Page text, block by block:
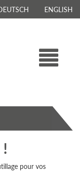
ENGLISH
pour vos